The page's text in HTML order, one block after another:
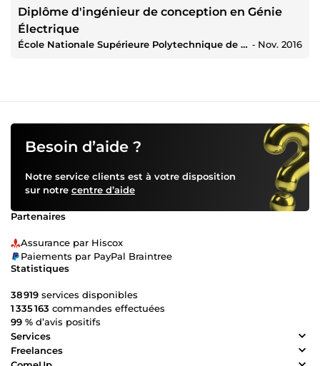
Diplôme d'ingénieur de conception en Génie
Électrique
École Nationale Supérieure Polytechnique de Yaoundé ‐ Nov. 2016
Besoin d’aide ?
Notre service clients est à votre disposition
sur notre centre d’aide
Partenaires
Assurance par Hiscox
Paiements par PayPal Braintree
Statistiques
38 919 services disponibles
1 335 163 commandes effectuées
99 % d’avis positifs
Services
Freelances